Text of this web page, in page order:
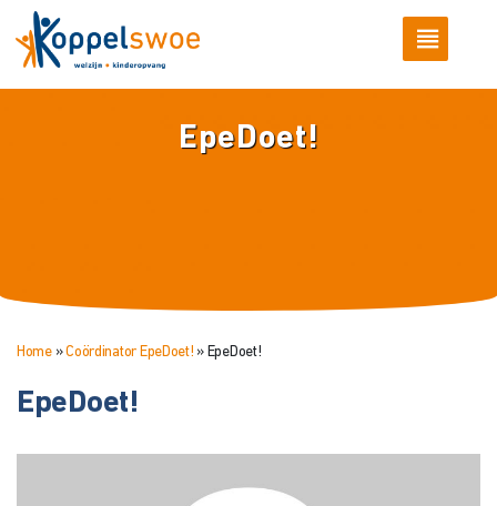
EpeDoet!
Home»Coördinator EpeDoet! » EpeDoet!
EpeDoet!